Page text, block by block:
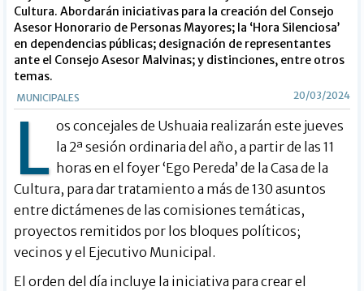
Cultura. Abordarán iniciativas para la creación del Consejo
Asesor Honorario de Personas Mayores; la ‘Hora Silenciosa’
en dependencias públicas; designación de representantes
ante el Consejo Asesor Malvinas; y distinciones, entre otros
temas.
MUNICIPALES 20/03/2024
L os concejales de Ushuaia realizarán este jueves
la 2ª sesión ordinaria del año, a partir de las 11
horas en el foyer ‘Ego Pereda’ de la Casa de la
Cultura, para dar tratamiento a más de 130 asuntos
entre dictámenes de las comisiones temáticas,
proyectos remitidos por los bloques políticos;
vecinos y el Ejecutivo Municipal.
El orden del día incluye la iniciativa para crear el